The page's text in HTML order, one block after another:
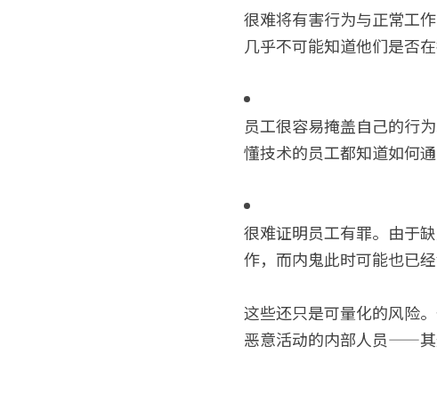
很难将有害行为与正常工
几乎不可能知道他们是否在
员工很容易掩盖自己的行
懂技术的员工都知道如何
很难证明员工有罪。由于
作，而内鬼此时可能也已经
这些还只是可量化的风险
恶意活动的内部人员——其